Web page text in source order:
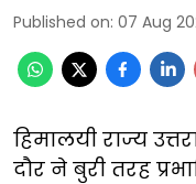
Published on: 07 Aug
हिमालयी राज्य
दौर ने बुरी तरह